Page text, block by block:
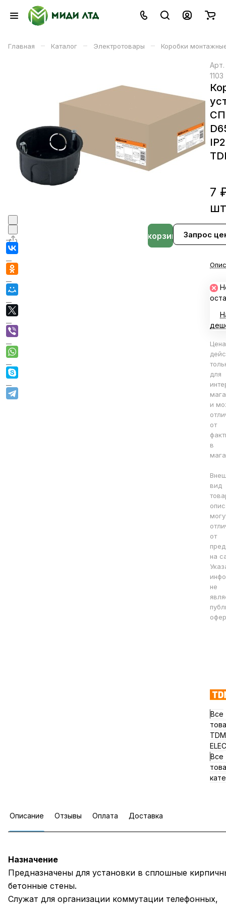
Главная – Каталог – Электротовары – Коробки
Арт.
1103
СП
7
шт
Запрос
В корзине
Цена
для
и
от
в
вид
от
на
не
Все
TDM
Все
Описание Отзывы Оплата Доставка
Назначение
Предназначены для установки в сплошные
бетонные стены.
Служат для организации коммутации телефонных,